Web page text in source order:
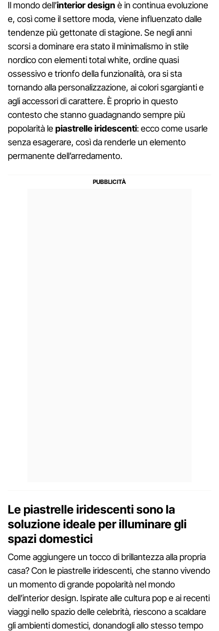
Il mondo dell’interior design è in continua evoluzione
e, così come il settore moda, viene influenzato dalle
tendenze più gettonate di stagione. Se negli anni
scorsi a dominare era stato il minimalismo in stile
nordico con elementi total white, ordine quasi
ossessivo e trionfo della funzionalità, ora si sta
tornando alla personalizzazione, ai colori sgargianti e
agli accessori di carattere. È proprio in questo
contesto che stanno guadagnando sempre più
popolarità lepiastrelle iridescenti: ecco come usarle
senza esagerare, così da renderle un elemento
permanente dell’arredamento.
Le piastrelle iridescenti sono la
soluzione ideale per illuminare gli
spazi domestici
Come aggiungere un tocco di brillantezza alla propria
casa? Con le piastrelle iridescenti, che stanno vivendo
un momento di grande popolarità nel mondo
dell’interior design. Ispirate alle cultura pop e ai recenti
viaggi nello spazio delle celebrità, riescono a scaldare
gli ambienti domestici, donandogli allo stesso tempo